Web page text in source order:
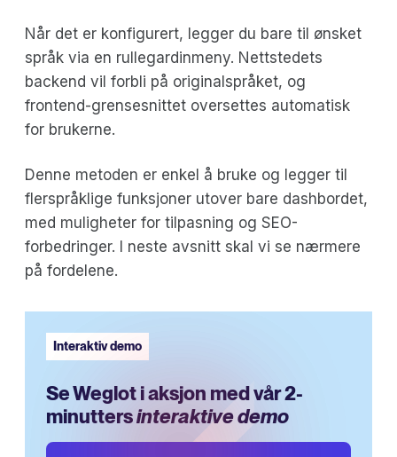
Når det er konfigurert, legger du bare til ønsket
språk via en rullegardinmeny. Nettstedets
backend vil forbli på originalspråket, og
frontend-grensesnittet oversettes automatisk
for brukerne.
Denne metoden er enkel å bruke og legger til
flerspråklige funksjoner utover bare dashbordet,
med muligheter for tilpasning og SEO-
forbedringer. I neste avsnitt skal vi se nærmere
på fordelene.
Interaktiv demo
Se Weglot i aksjon med vår 2-
minuttersinteraktive demo